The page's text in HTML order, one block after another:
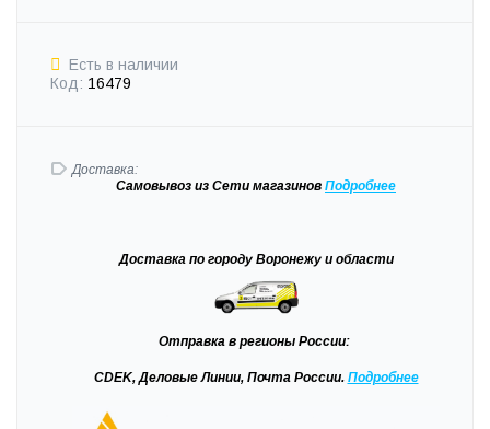
Есть в наличии
Код: 16479
Доставка:
Самовывоз из Сети магазинов Подробнее
Доставка по городу Воронежу и области
Отправка в регионы России:
CDEK, Деловые Линии, Почта России. Подробнее